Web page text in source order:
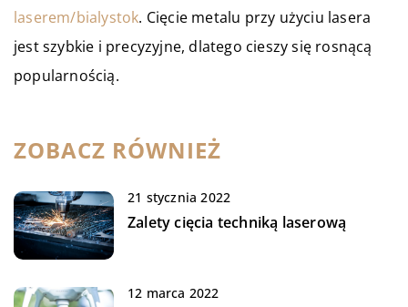
laserem/bialystok. Cięcie metalu przy użyciu lasera
jest szybkie i precyzyjne, dlatego cieszy się rosnącą
popularnością.
ZOBACZ RÓWNIEŻ
21 stycznia 2022
Zalety cięcia techniką laserową
12 marca 2022